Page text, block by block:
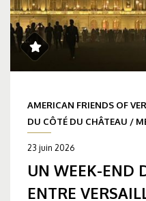
AMERICAN FRIENDS OF
DU CÔTÉ DU CHÂTEAU /
23 juin 2026
UN WEEK-END
ENTRE